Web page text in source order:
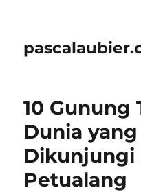
10 Gunung
Dunia
Dikunjungi
Petualang